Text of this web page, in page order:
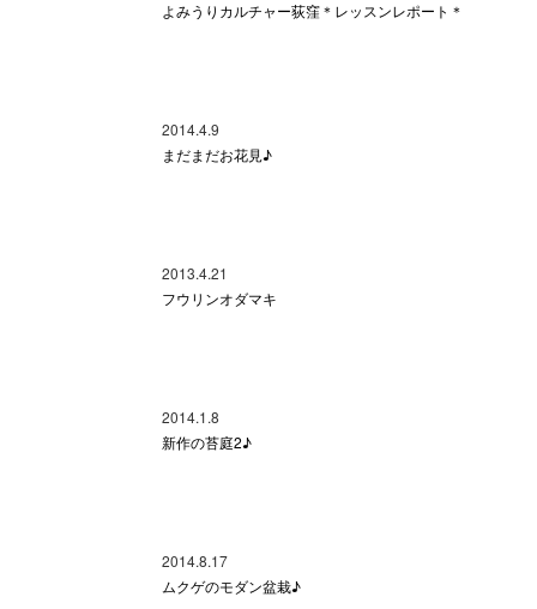
よみうりカルチャー荻窪＊レッスンレポート＊
2014.4.9
まだまだお花見♪
2013.4.21
フウリンオダマキ
2014.1.8
新作の苔庭2♪
2014.8.17
ムクゲのモダン盆栽♪